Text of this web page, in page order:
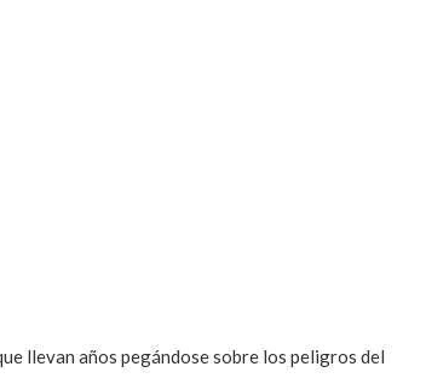
llevan años pegándose sobre los peligros del